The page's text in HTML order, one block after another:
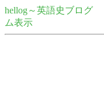
hellog～英語史ブログ
ム表示